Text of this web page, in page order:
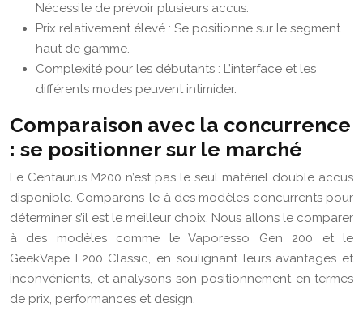
Nécessite de prévoir plusieurs accus.
Prix relativement élevé : Se positionne sur le segment
haut de gamme.
Complexité pour les débutants : L’interface et les
différents modes peuvent intimider.
Comparaison avec la concurrence
: se positionner sur le marché
Le Centaurus M200 n’est pas le seul matériel double accus
disponible. Comparons-le à des modèles concurrents pour
déterminer s’il est le meilleur choix. Nous allons le comparer
à des modèles comme le Vaporesso Gen 200 et le
GeekVape L200 Classic, en soulignant leurs avantages et
inconvénients, et analysons son positionnement en termes
de prix, performances et design.